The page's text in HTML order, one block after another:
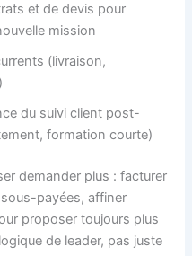
et de devis pour
mission
(livraison,
du suivi client post-
formation courte)
demander plus : facturer
payées, affiner
proposer toujours plus
de leader, pas juste